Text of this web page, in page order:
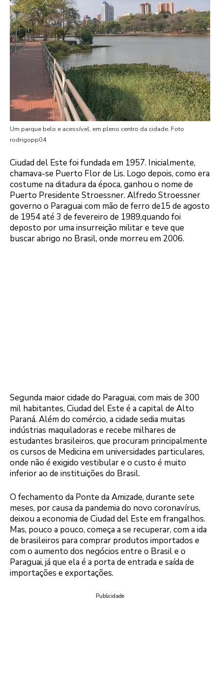
Um parque belo e acessível, em pleno centro da cidade. Foto
rodrigopp04
Ciudad del Este foi fundada em 1957. Inicialmente,
chamava-se Puerto Flor de Lis. Logo depois, como era
costume na ditadura da época, ganhou o nome de
Puerto Presidente Stroessner. Alfredo Stroessner
governo o Paraguai com mão de ferro de15 de agosto
de 1954 até 3 de fevereiro de 1989,quando foi
deposto por uma insurreição militar e teve que
buscar abrigo no Brasil, onde morreu em 2006.
Segunda maior cidade do Paraguai, com mais de 300
mil habitantes, Ciudad del Este é a capital de Alto
Paraná. Além do comércio, a cidade sedia muitas
indústrias maquiladoras e recebe milhares de
estudantes brasileiros, que procuram principalmente
os cursos de Medicina em universidades particulares,
onde não é exigido vestibular e o custo é muito
inferior ao de instituições do Brasil.
O fechamento da Ponte da Amizade, durante sete
meses, por causa da pandemia do novo coronavírus,
deixou a economia de Ciudad del Este em frangalhos.
Mas, pouco a pouco, começa a se recuperar, com a ida
de brasileiros para comprar produtos importados e
com o aumento dos negócios entre o Brasil e o
Paraguai, já que ela é a porta de entrada e saída de
importações e exportações.
Publicidade